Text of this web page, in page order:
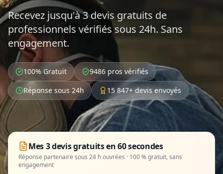
Recevez jusqu'à 3 devis gratuits de
professionnels vérifiés sous 24h. Sans
engagement.
100% Gratuit
9486 pros vérifiés
Réponse sous 24h
15 847+ devis envoyés
Mes 3 devis gratuits en 60 secondes
Réponse partenaire sous 24 h ouvrées · 100 % gratuit, sans
engagement